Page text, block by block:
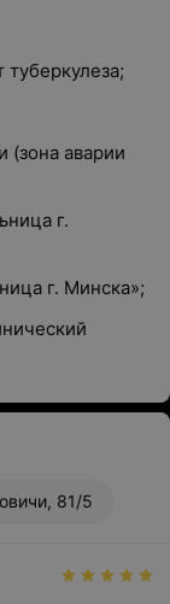
(зона аварии
г.
г. Минска»;
81/5